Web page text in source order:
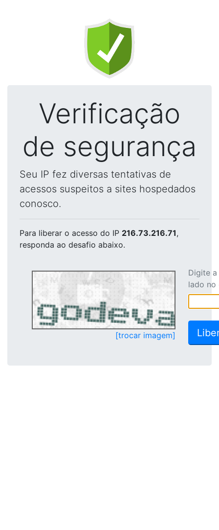
Verificação
de segurança
Seu IP fez diversas tentativas de
acessos suspeitos a sites hospedados
conosco.
Para liberar o acesso do IP 216.73.216.71,
responda ao desafio abaixo.
[trocar imagem]
Digite
lado no